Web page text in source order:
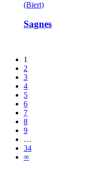
(Biert)
Sagnes
1
2
3
4
5
6
7
8
9
…
34
∞